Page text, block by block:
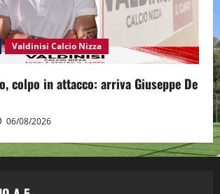
Valdinisi Calcio Nizza
colpo in attacco: arriva Giuseppe De
06/08/2026